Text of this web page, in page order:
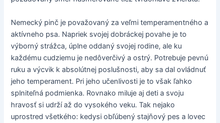
Nemecký pinč je považovaný za veľmi temperamentného a
aktívneho psa. Napriek svojej dobráckej povahe je to
výborný strážca, úplne oddaný svojej rodine, ale ku
každému cudziemu je nedôverčivý a ostrý. Potrebuje pevnú
ruku a výcvik k absolútnej poslušnosti, aby sa dal ovládnuť
jeho temperament. Pri jeho učenlivosti je to však ľahko
splniteľná podmienka. Rovnako miluje aj deti a svoju
hravosť si udrží až do vysokého veku. Tak nejako
uprostred všetkého: kedysi obľúbený stajňový pes a lovec